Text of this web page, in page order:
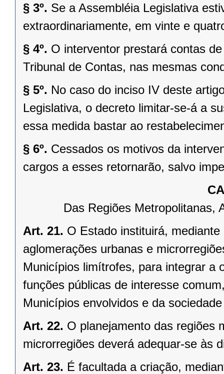
§ 3º. Se a Assembléia Legislativa
extraordinariamente, em vinte e
§ 4º. O interventor prestará contas
Tribunal de Contas, nas mesmas
§ 5º. No caso do inciso IV deste
Legislativa, o decreto limitar-se-á a
essa medida bastar ao
§ 6º. Cessados os motivos da
cargos a esses retornarão, salvo
Das Regiões Metropolitanas,
Art. 21. O Estado instituirá,
aglomerações urbanas e
Municípios limítrofes, para integrar a
funções públicas de interesse
Municípios envolvidos e da
Art. 22. O planejamento das regiões
microrregiões deverá adequar-se às
Art. 23. É facultada a criação,